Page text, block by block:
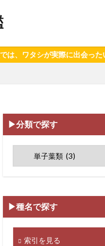
が実際に出会ったいきもの
▶分類で探す
▶種名で探す
索引を見る